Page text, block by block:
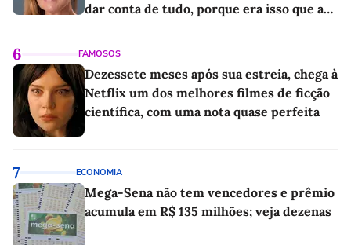
dar conta de tudo, porque era isso que a
6 FAMOSOS
Dezessete meses após sua estreia, chega à
Netflix um dos melhores filmes de ficção
científica, com uma nota quase perfeita
7 ECONOMIA
Mega-Sena não tem vencedores e prêmio
acumula em R$ 135 milhões; veja dezenas